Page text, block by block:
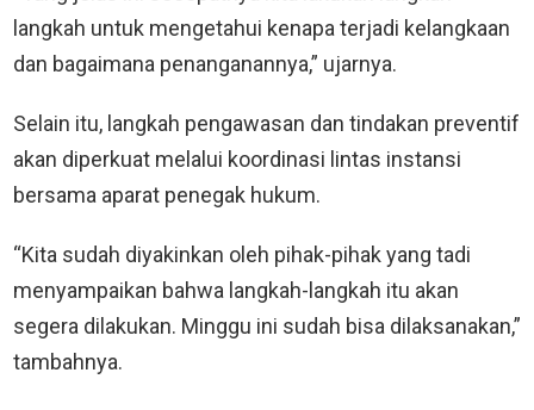
langkah untuk mengetahui kenapa terjadi kelangkaan
dan bagaimana penanganannya,” ujarnya.
Selain itu, langkah pengawasan dan tindakan preventif
akan diperkuat melalui koordinasi lintas instansi
bersama aparat penegak hukum.
“Kita sudah diyakinkan oleh pihak-pihak yang tadi
menyampaikan bahwa langkah-langkah itu akan
segera dilakukan. Minggu ini sudah bisa dilaksanakan,”
tambahnya.